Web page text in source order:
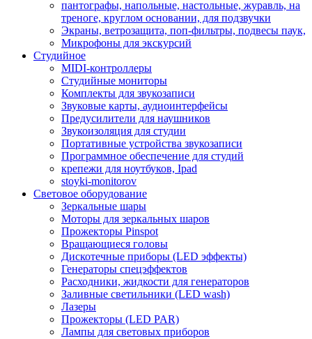
пантографы, напольные, настольные, журавль, на
треноге, круглом основании, для подзвучки
Экраны, ветрозащита, поп-фильтры, подвесы паук,
Микрофоны для экскурсий
Студийное
MIDI-контроллеры
Студийные мониторы
Комплекты для звукозаписи
Звуковые карты, аудиоинтерфейсы
Предусилители для наушников
Звукоизоляция для студии
Портативные устройства звукозаписи
Программное обеспечение для студий
крепежи для ноутбуков, Ipad
stoyki-monitorov
Световое оборудование
Зеркальные шары
Моторы для зеркальных шаров
Прожекторы Pinspot
Вращающиеся головы
Дискотечные приборы (LED эффекты)
Генераторы спецэффектов
Расходники, жидкости для генераторов
Заливные светильники (LED wash)
Лазеры
Прожекторы (LED PAR)
Лампы для световых приборов